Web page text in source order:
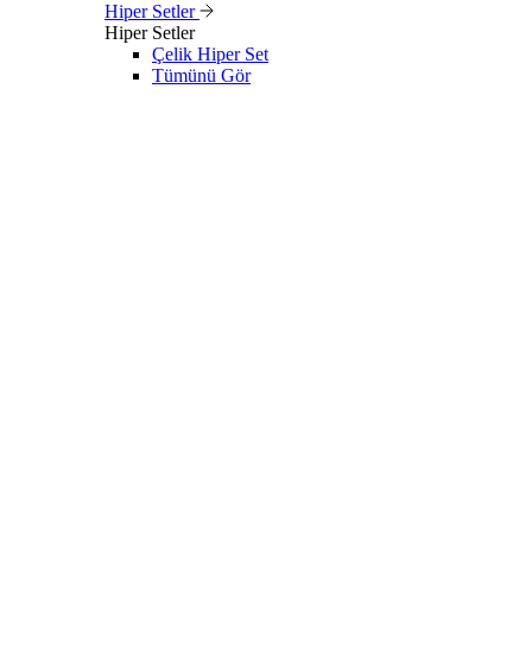
Hiper Setler
Hiper Setler
Çelik Hiper Set
Tümünü Gör